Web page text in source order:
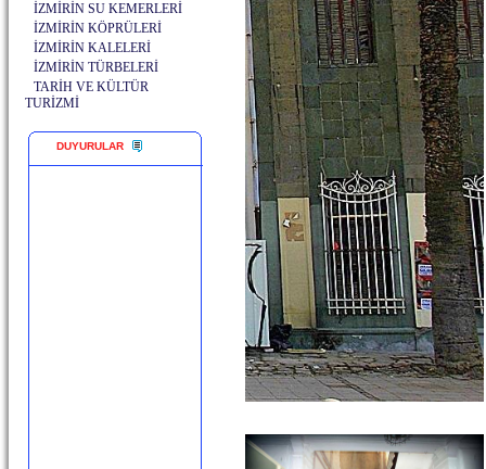
İZMİRİN SU KEMERLERİ
İZMİRİN KÖPRÜLERİ
İZMİRİN KALELERİ
İZMİRİN TÜRBELERİ
TARİH VE KÜLTÜR
TURİZMİ
DUYURULAR